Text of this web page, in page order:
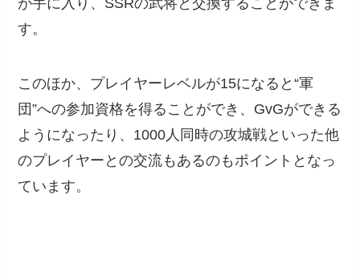
が手に入り、SSRの武将と交換することができま
す。
このほか、プレイヤーレベルが15になると“軍
団”への参加資格を得ることができ、GvGができる
ようになったり、1000人同時の攻城戦といった他
のプレイヤーとの交流もあるのもポイントとなっ
ています。